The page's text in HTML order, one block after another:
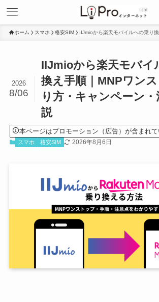
ホーム スマホ 格安SIM IIJmioから楽天モバイルへの乗り
IIJmioから楽天モバイ
換え手順｜MNPワン
り方・キャンペーン
説
2026
8/06
本ページはプロモーション（広告）が含まれて
スマホ 格安SIM 2026年8月6日